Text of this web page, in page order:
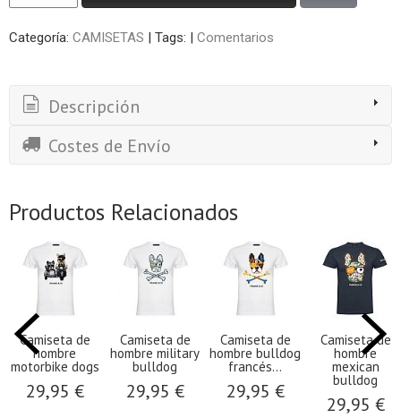
Categoría: CAMISETAS Tags: Comentarios
Descripción
Costes de Envío
Productos Relacionados
Camiseta de
hombre
motorbike dogs
29,95 €
Camiseta de
hombre military
bulldog
29,95 €
Camiseta de
hombre bulldog
francés...
29,95 €
Camiseta de
hombre
mexican
bulldog
29,95 €